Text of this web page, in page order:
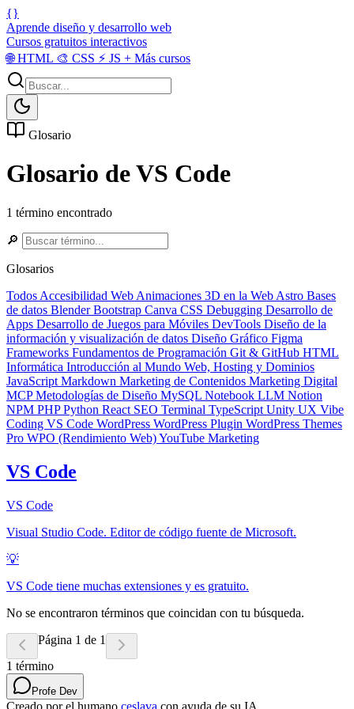
{}
Aprende diseño y desarrollo web
Cursos gratuitos interactivos
🌐HTML 🎨 CSS ⚡ JS + Más cursos
Glosario
Glosario de VS Code
1 término encontrado
🔎
Glosarios
Todos Accesibilidad Web Animaciones 3D en la Web Astro Bases
de datos BlenderBootstrap Canva CSS Debugging Desarrollo de
Apps Desarrollo de Juegos para Móviles DevTools Diseño de la
información y visualización de datos Diseño Gráfico Figma
Frameworks Fundamentos de Programación Git & GitHub HTML
Informática Introducción al Mundo Web, Hosting y Dominios
JavaScript Markdown Marketing de Contenidos Marketing Digital
MCPMetodologías de Diseño MySQL Notebook LLM Notion
NPM PHPPython React SEO Terminal TypeScript Unity UX Vibe
Coding VS Code WordPress WordPress Plugin WordPress Themes
Pro WPO (Rendimiento Web)YouTube Marketing
VS Code
VS Code
Visual Studio Code. Editor de código fuente de Microsoft.
💡
VS Code tiene muchas extensiones y es gratuito.
No se encontraron términos que coincidan con tu búsqueda.
Página 1 de 1
1 término
Profe Dev
Creado por el humano ceslava con ayuda de su IA.